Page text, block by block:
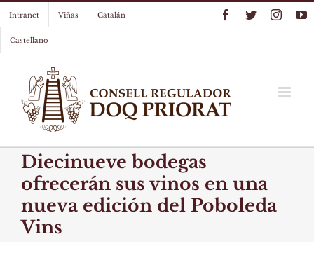
to
content
Intranet Viñas Catalán
Castellano
Facebook
Twitter
Diecinueve bodegas
ofrecerán sus vinos en una
nueva edición del Poboleda
Vins